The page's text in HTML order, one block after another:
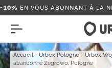
-10% EN VOUS ABONNANT À LA
Accueil - Urbex Pologne - Urbex
abandonné Żegrowo, Pologne